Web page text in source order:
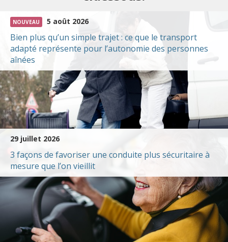
NOUVEAU 5 août 2026
Bien plus qu’un simple trajet : ce que le transport
adapté représente pour l’autonomie des personnes
aînées
29 juillet 2026
3 façons de favoriser une conduite plus sécuritaire à
mesure que l’on vieillit